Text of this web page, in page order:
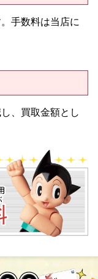
手数料は当店に
、買取金額とし